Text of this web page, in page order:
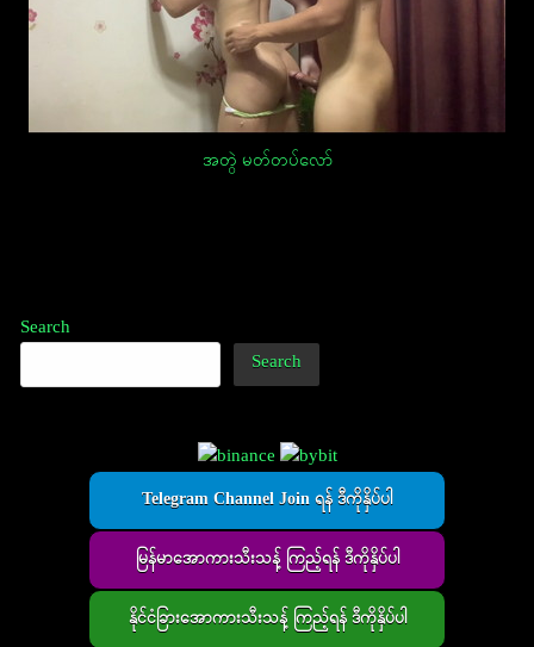
အတွဲ မတ်တပ်လော်
Search
Search
Telegram Channel Join ရန် ဒီကိုနှိပ်ပါ
မြန်မာအောကားသီးသန့် ကြည့်ရန် ဒီကိုနှိပ်ပါ
နိုင်ငံခြားအောကားသီးသန့် ကြည့်ရန် ဒီကိုနှိပ်ပါ